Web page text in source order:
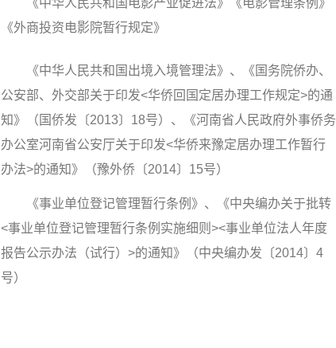
《中华人民共和国电影产业促进法》《电影管理条例》
《外商投资电影院暂行规定》
《中华人民共和国出境入境管理法》、《国务院侨办、
公安部、外交部关于印发<华侨回国定居办理工作规定>的通
知》（国侨发〔2013〕18号）、《河南省人民政府外事侨务
办公室河南省公安厅关于印发<华侨来豫定居办理工作暂行
办法>的通知》（豫外侨〔2014〕15号）
《事业单位登记管理暂行条例》、《中央编办关于批转
<事业单位登记管理暂行条例实施细则><事业单位法人年度
报告公示办法（试行）>的通知》（中央编办发〔2014〕4
号）